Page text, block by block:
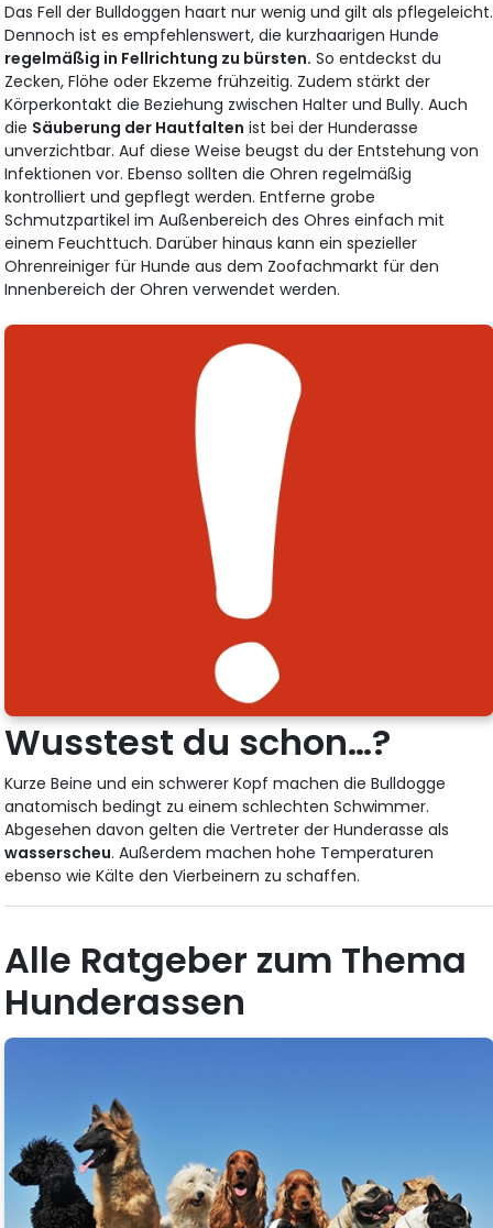
Das Fell der Bulldoggen haart nur wenig und gilt als pflegeleicht.
Dennoch ist es empfehlenswert, die kurzhaarigen Hunde
regelmäßig in Fellrichtung zu bürsten. So entdeckst du
Zecken, Flöhe oder Ekzeme frühzeitig. Zudem stärkt der
Körperkontakt die Beziehung zwischen Halter und Bully. Auch
die Säuberung der Hautfalten ist bei der Hunderasse
unverzichtbar. Auf diese Weise beugst du der Entstehung von
Infektionen vor. Ebenso sollten die Ohren regelmäßig
kontrolliert und gepflegt werden. Entferne grobe
Schmutzpartikel im Außenbereich des Ohres einfach mit
einem Feuchttuch. Darüber hinaus kann ein spezieller
Ohrenreiniger für Hunde aus dem Zoofachmarkt für den
Innenbereich der Ohren verwendet werden.
Wusstest du schon…?
Kurze Beine und ein schwerer Kopf machen die Bulldogge
anatomisch bedingt zu einem schlechten Schwimmer.
Abgesehen davon gelten die Vertreter der Hunderasse als
wasserscheu. Außerdem machen hohe Temperaturen
ebenso wie Kälte den Vierbeinern zu schaffen.
Alle Ratgeber zum Thema
Hunderassen